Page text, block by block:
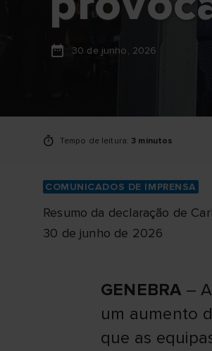
30 de junho, 2026
Tempo de leitura: 3 minutos
COMUNICADOS DE IMPRENSA
Resumo da declaração de
30 de junho de 2026
GENEBRA –
um aumento
que as